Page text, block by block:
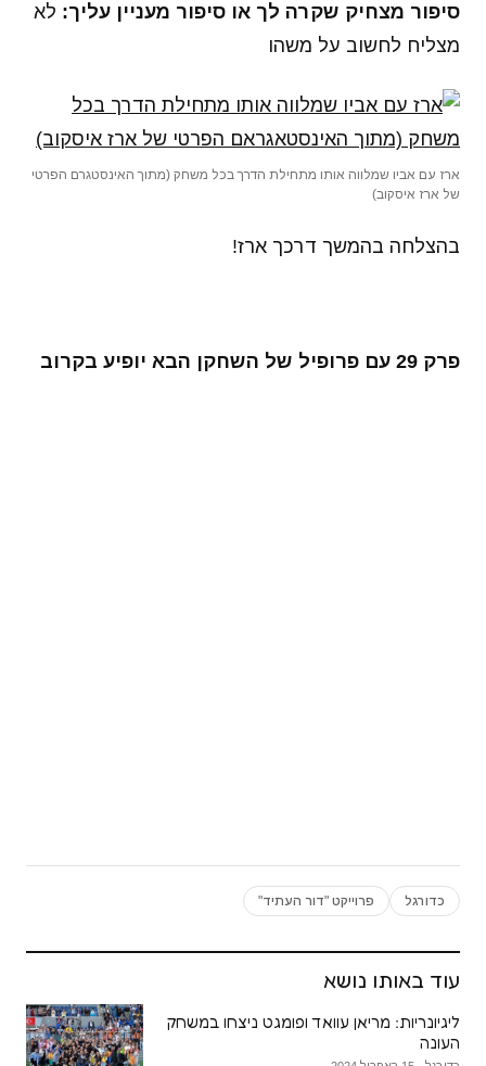
סיפור מצחיק שקרה לך או סיפור מעניין עליך: לא
מצליח לחשוב על משהו
ארז עם אביו שמלווה אותו מתחילת הדרך בכל משחק (מתוך האינסטגרם הפרטי
של ארז איסקוב)
בהצלחה בהמשך דרכך ארז!
פרק 29 עם פרופיל של השחקן הבא יופיע בקרוב
כדורגל פרוייקט "דור העתיד"
עוד באותו נושא
ליגיונריות: מריאן עוואד ופומגט ניצחו במשחק
העונה